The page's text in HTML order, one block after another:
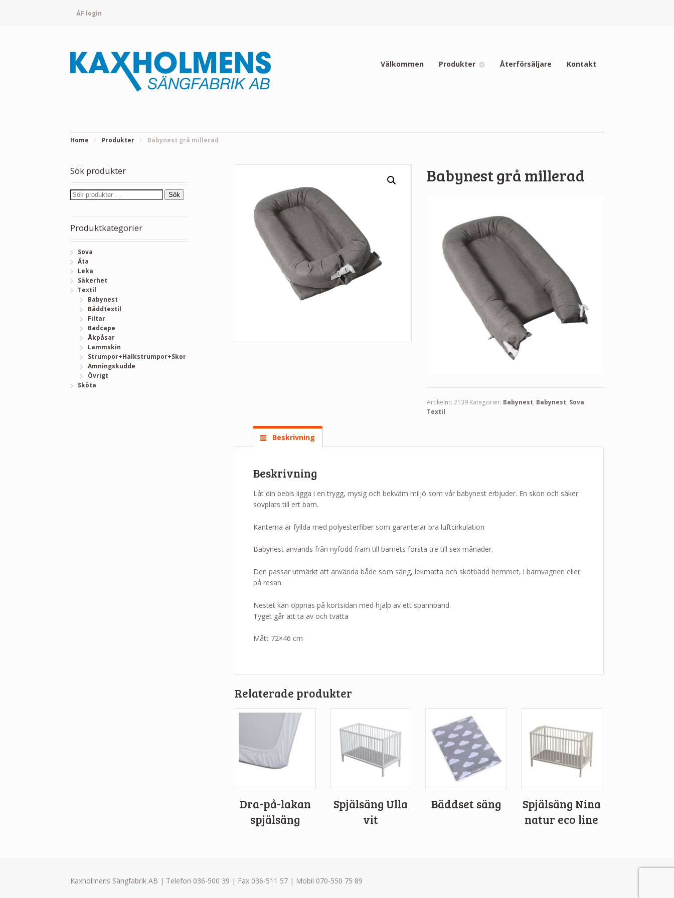
ÅF login
Välkommen Produkter Återförsäljare Kontakt
Home / Produkter / Babynest grå millerad
Babynest grå millerad
Artikelnr: 2139 Kategorier: Babynest, Babynest, Sova,
Textil
Beskrivning
Beskrivning
Låt din bebis ligga i en trygg, mysig och bekväm miljö som vår babynest erbjuder. En skön och säker
sovplats till ert barn.
Kanterna är fyllda med polyesterfiber som garanterar bra luftcirkulation
Babynest används från nyfödd fram till barnets första tre till sex månader.
Den passar utmärkt att använda både som säng, lekmatta och skötbädd hemmet, i barnvagnen eller
på resan.
Nestet kan öppnas på kortsidan med hjälp av ett spännband.
Tyget går att ta av och tvätta
Mått 72×46 cm
Relaterade produkter
Dra-på-lakan
spjälsäng
Spjälsäng Ulla
vit
Bäddset säng
Spjälsäng Nina
natur eco line
Sök produkter
Sök
Produktkategorier
Sova
Äta
Leka
Säkerhet
Textil
Babynest
Bäddtextil
Filtar
Badcape
Åkpåsar
Lammskin
Strumpor+Halkstrumpor+Skor
Amningskudde
Övrigt
Sköta
Kaxholmens Sängfabrik AB | Telefon 036-500 39 | Fax 036-511 57 | Mobil 070-550 75 89